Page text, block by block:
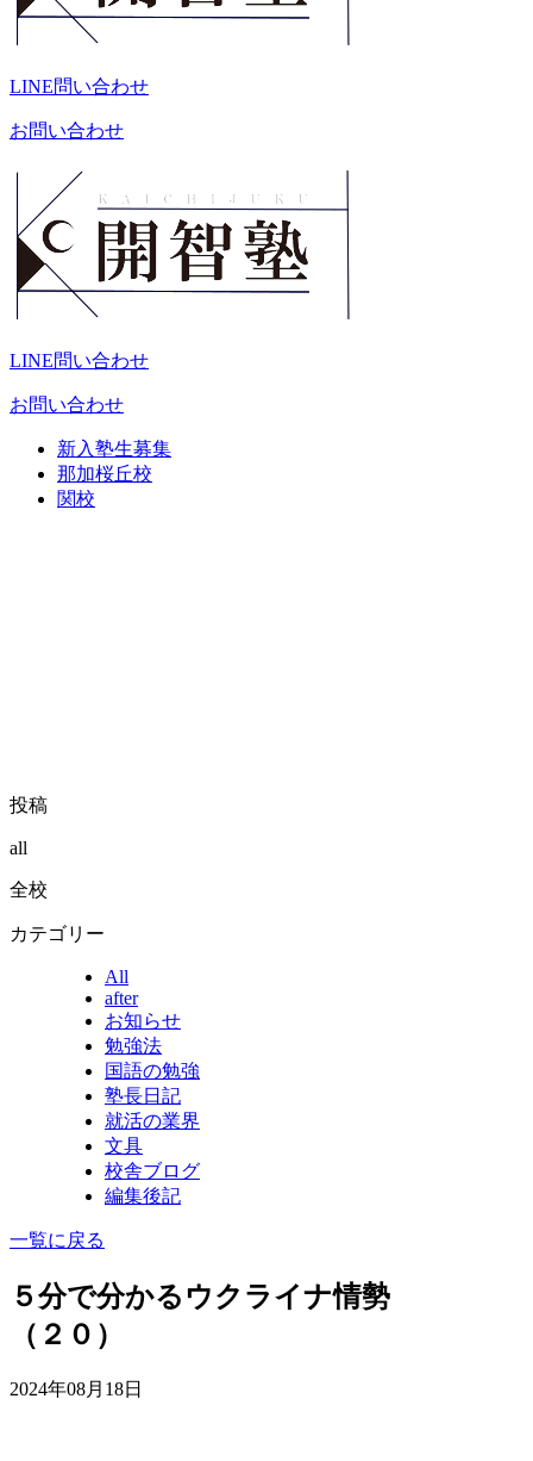
LINE問い合わせ
お問い合わせ
LINE問い合わせ
お問い合わせ
新入塾生募集
那加桜丘校
関校
投稿
all
全校
カテゴリー
All
after
お知らせ
勉強法
国語の勉強
塾長日記
就活の業界
文具
校舎ブログ
編集後記
一覧に戻る
５分で分かるウクライナ情勢
（２０）
2024年08月18日